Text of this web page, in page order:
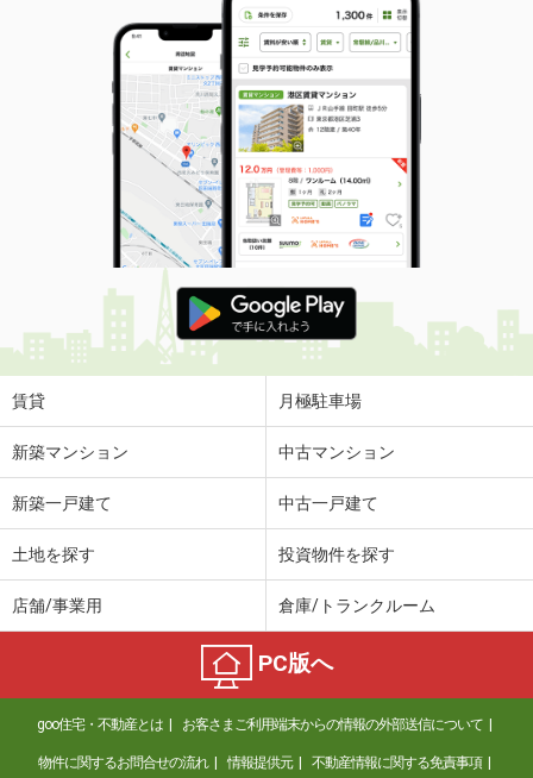
賃貸 月極駐車場
新築マンション 中古マンション
新築一戸建て 中古一戸建て
土地を探す 投資物件を探す
店舗/事業用 倉庫/トランクルーム
PC版へ
goo住宅・不動産とは お客さまご利用端末からの情報の外部送信について
物件に関するお問合せの流れ 情報提供元 不動産情報に関する免責事項